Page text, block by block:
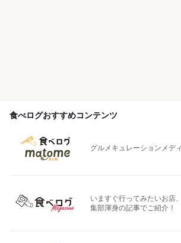
食べログおすすめコンテンツ
グルメキュレーションメデ
いますぐ行ってみたいお店
集部渾身の記事でご紹介！